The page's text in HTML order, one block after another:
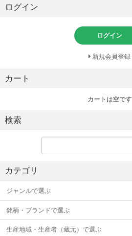
ログイン
ログイン
新規会員登録
カート
カートは空です
検索
カテゴリ
ジャンルで選ぶ
銘柄・ブランドで選ぶ
生産地域・生産者（蔵元）で選ぶ